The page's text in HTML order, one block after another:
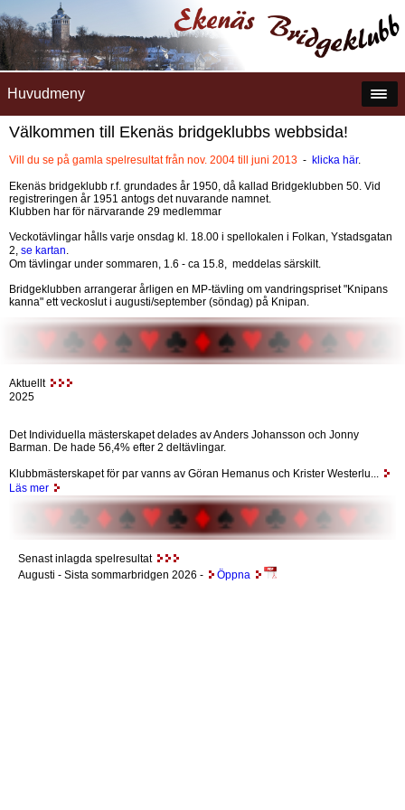
Huvudmeny
Välkommen till Ekenäs bridgeklubbs webbsida!
Vill du se på gamla spelresultat från nov. 2004 till juni 2013 - klicka här.
Ekenäs bridgeklubb r.f. grundades år 1950, då kallad Bridgeklubben 50. Vid
registreringen år 1951 antogs det nuvarande namnet.
Klubben har för närvarande 29 medlemmar
Veckotävlingar hålls varje onsdag kl. 18.00 i spellokalen i Folkan, Ystadsgatan
2, se kartan
Om tävlingar under sommaren, 1.6 - ca 15.8, meddelas särskilt.
Bridgeklubben arrangerar årligen en MP-tävling om vandringspriset "Knipans
kanna" ett veckoslut i augusti/september (söndag) på Knipan.
Aktuellt
2025
Det Individuella mästerskapet delades av Anders Johansson och Jonny
Barman. De hade 56,4% efter 2 deltävlingar.
Klubbmästerskapet för par vanns av Göran Hemanus och Krister Westerlu...
Läs mer
Senast inlagda spelresultat
Augusti - Sista sommarbridgen 2026 - Öppna